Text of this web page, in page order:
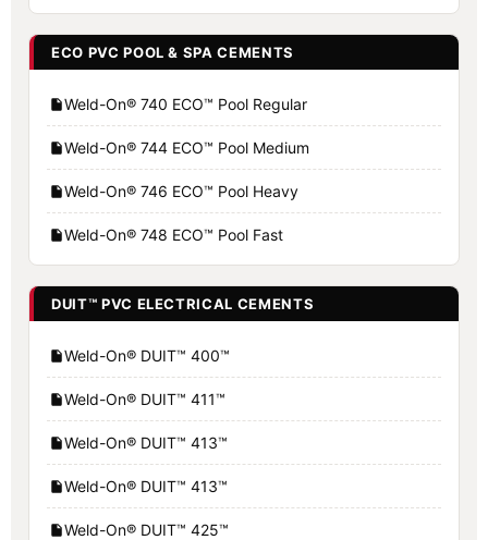
ECO PVC POOL & SPA CEMENTS
Weld-On® 740 ECO™ Pool Regular
Weld-On® 744 ECO™ Pool Medium
Weld-On® 746 ECO™ Pool Heavy
Weld-On® 748 ECO™ Pool Fast
DUIT™ PVC ELECTRICAL CEMENTS
Weld-On® DUIT™ 400™
Weld-On® DUIT™ 411™
Weld-On® DUIT™ 413™
Weld-On® DUIT™ 413™
Weld-On® DUIT™ 425™